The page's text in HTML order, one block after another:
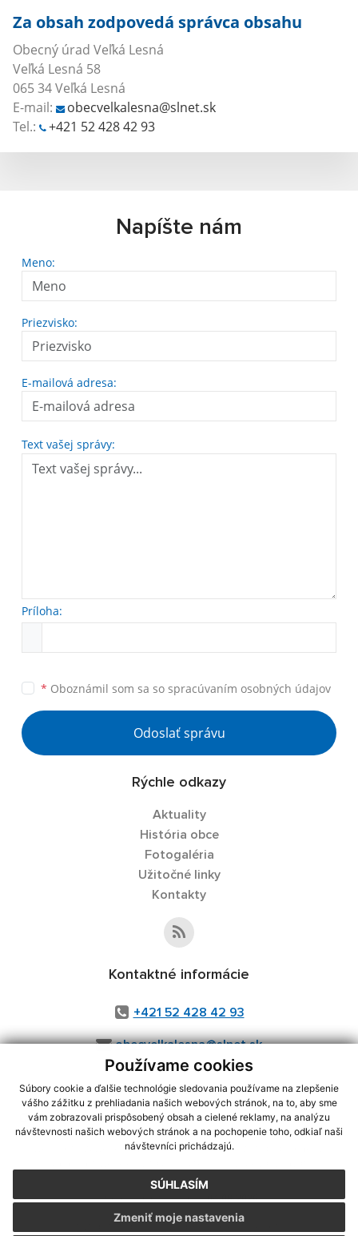
Používame cookies
Súbory cookie a ďalšie technológie sledovania používame na zlepšenie
vášho zážitku z prehliadania našich webových stránok, na to, aby sme
vám zobrazovali prispôsobený obsah a cielené reklamy, na analýzu
návštevnosti našich webových stránok a na pochopenie toho, odkiaľ naši
návštevníci prichádzajú.
SÚHLASÍM
Zmeniť moje nastavenia
Za obsah zodpovedá správca obsahu
Obecný úrad Veľká Lesná
Veľká Lesná 58
065 34 Veľká Lesná
E-mail:
obecvelkalesna@slnet.sk
Tel.:
+421 52 428 42 93
Napíšte nám
Meno:
Priezvisko:
E-mailová adresa:
Text vašej správy:
Príloha:
* Oboznámil som sa so spracúvaním osobných údajov
Odoslať správu
Rýchle odkazy
Aktuality
História obce
Fotogaléria
Užitočné linky
Kontakty
Kontaktné informácie
+421 52 428 42 93
obecvelkalesna@slnet.sk
využite možnosť získavania aktuálnych informácií s využitím RSS
CMS systém (redakčný) systém ECHELON 2,Mapa stránok,web portál
webex.digital, s.r.o.,domény,registrácia domény
Posledná aktualizácia:04.08.2026
Vytlačiť stránku|Vyhlásenie o prístupnosti